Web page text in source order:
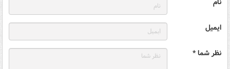
ایمیل
نظر شما *